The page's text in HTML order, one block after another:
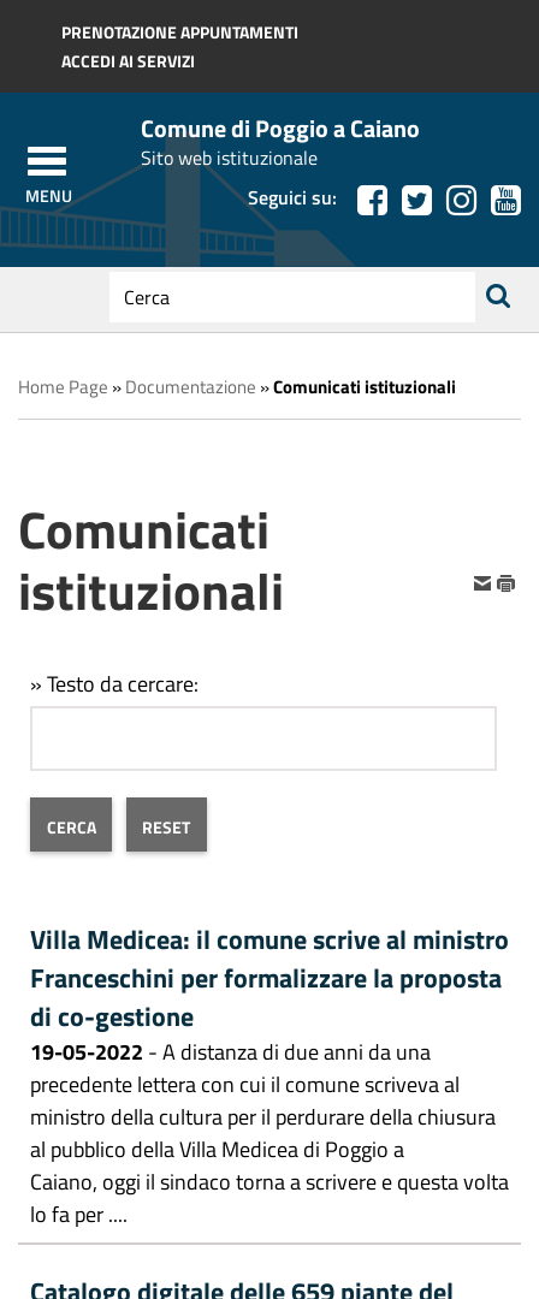
Regione Toscana
PRENOTAZIONE APPUNTAMENTI
ACCEDI AI SERVIZI
Comune di Poggio a Caiano
Sito web istituzionale
Seguici su:
testo
da
cercare
ricerca
Home Page »Documentazione »Comunicati istituzionali
Comunicati
istituzionali
» Testo da cercare:
Villa Medicea: il comune scrive al ministro
Franceschini per formalizzare la proposta
di co-gestione
19-05-2022 - A distanza di due anni da una
precedente lettera con cui il comune scriveva al
ministro della cultura per il perdurare della chiusura
al pubblico della Villa Medicea di Poggio a
Caiano, oggi il sindaco torna a scrivere e questa volta
lo fa per ....